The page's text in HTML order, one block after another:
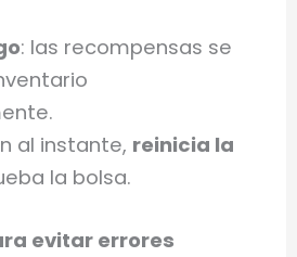
: las recompensas se
al instante, reinicia la
la bolsa.
evitar errores